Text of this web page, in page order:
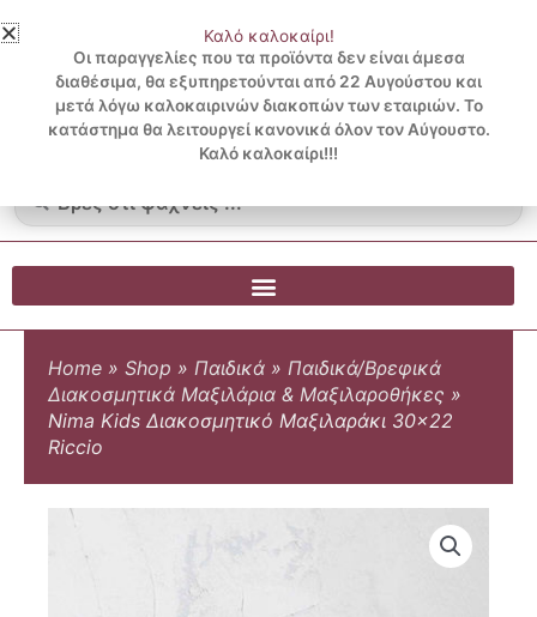
στο
περιεχόμενο
3 ΔΟΣΕΙΣ ΧΩΡΙΣ ΠΙΣΤΩΤΙΚΗ ΜΕ KLARNA
...
Λογαριασμός
Blog
0.00€
0
Cart
Home » Shop » Παιδικά » Παιδικά/Βρεφικά
Διακοσμητικά Μαξιλάρια & Μαξιλαροθήκες »
Nima Kids Διακοσμητικό Μαξιλαράκι 30×22
Riccio
Καλό καλοκαίρι!
Οι παραγγελίες που τα προϊόντα δεν είναι άμεσα
διαθέσιμα, θα εξυπηρετούνται από 22 Αυγούστου και
μετά λόγω καλοκαιρινών διακοπών των εταιριών. Το
κατάστημα θα λειτουργεί κανονικά όλον τον Αύγουστο.
Καλό καλοκαίρι!!!